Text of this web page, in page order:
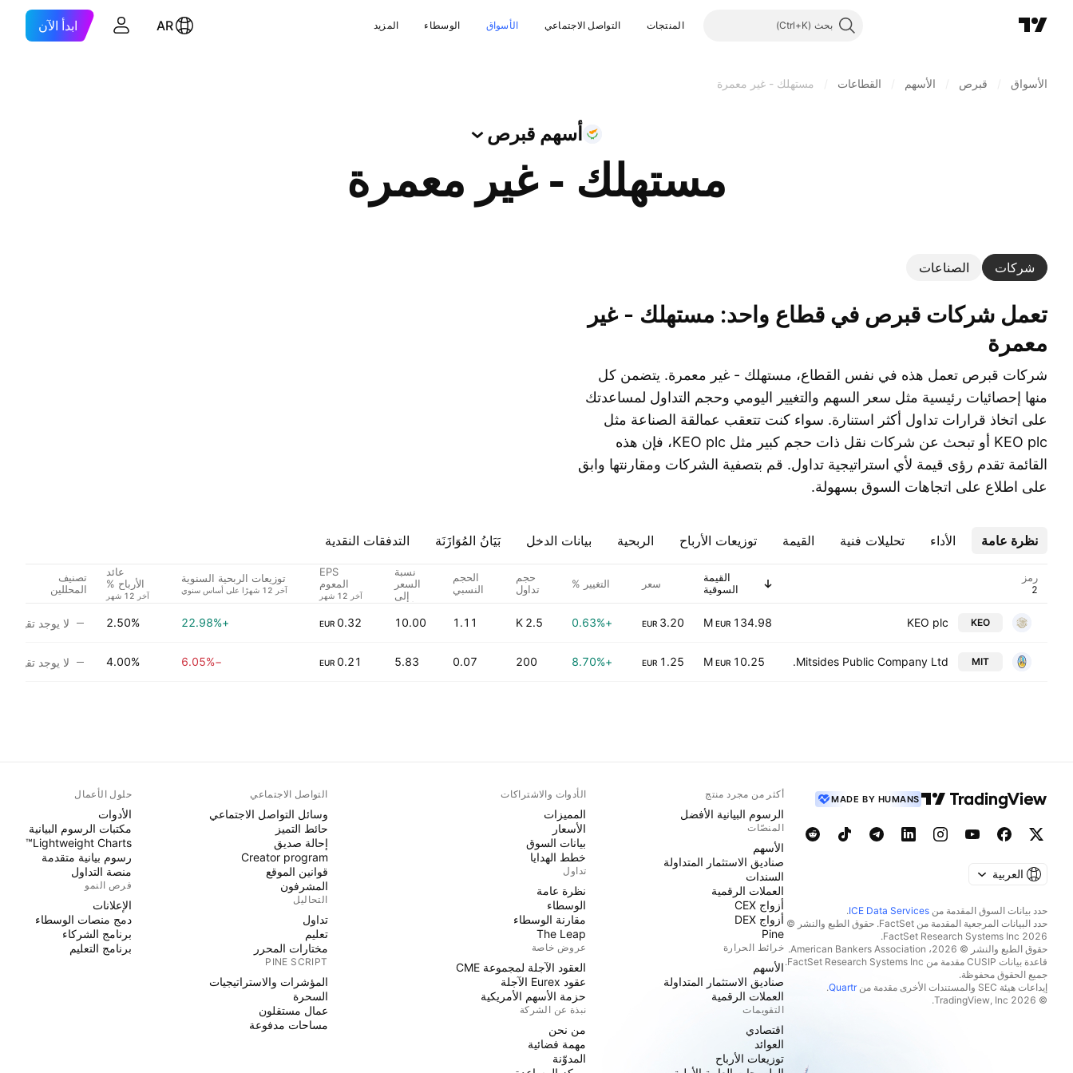
بحث المنتجات التواصل الاجتماعي الأسواق الوسطاء المزيد AR ابدأ الآن
الأسواق قبرص الأسهم القطاعات مستهلك - غير معمرة
أسهم قبرص
مستهلك - غير معمرة
شركات الصناعات
تعمل ‎شركات قبرص‎ في قطاع واحد: مستهلك - غير
معمرة
شركات قبرص تعمل هذه في نفس القطاع، مستهلك - غير معمرة. يتضمن كل
منها إحصائيات رئيسية مثل سعر السهم والتغيير اليومي وحجم التداول لمساعدتك
على اتخاذ قرارات تداول أكثر استنارة. سواء كنت تتعقب عمالقة الصناعة مثل
KEO plc أو تبحث عن شركات نقل ذات حجم كبير مثل KEO plc، فإن هذه
القائمة تقدم رؤى قيمة لأي استراتيجية تداول. قم بتصفية الشركات ومقارنتها وابق
على اطلاع على اتجاهات السوق بسهولة.
نظرة عامة الأداء تحليلات فنية القيمة توزيعات الأرباح الربحية بيانات الدخل بَيَانُ المُوَازَنَة التدفقات النقدية
رمز
القيمة
السوقية
سعر التغيير %
حجم
تداول
الحجم
النسبي
نسبة
السعر
إلى
EPS
المعوم
توزيعات الربحية السنوية
عائد
الأرباح %
تصنيف
المحللين
KEO
KEO plc
134.98 M
EUR
3.20
EUR
+0.63%
2.5 K
1.11
10.00
0.32
EUR
+22.98%
2.50% لا يوجد تقييم
MIT
Mitsides Public Company Ltd.
10.25 M
EUR
1.25
EUR
+8.70%
200
0.07
5.83
0.21
EUR
−6.05%
4.00% لا يوجد تقييم
MADE BY HUMANS
العربية
حدد بيانات السوق المقدمة من ICE Data Services
.
حدد البيانات المرجعية المقدمة من FactSet. حقوق الطبع والنشر ©
2026 FactSet Research Systems Inc.
حقوق الطبع والنشر © 2026، American Bankers Association.
قاعدة بيانات CUSIP مقدمة من FactSet Research Systems Inc.
جميع الحقوق محفوظة.
إيداعات هيئة SEC والمستندات الأخرى مقدمة من
Quartr
.
© 2026 TradingView, Inc.
أكثر من مجرد منتج
الرسوم البيانية الأفضل
المنصّات
الأسهم
صناديق الاستثمار المتداولة
السندات
العملات الرقمية
أزواج CEX
أزواج DEX
Pine
خرائط الحرارة
الأسهم
صناديق الاستثمار المتداولة
العملات الرقمية
التقويمات
اقتصادي
العوائد
توزيعات الأرباح
الأدوات والاشتراكات
المميزات
الأسعار
بيانات السوق
خطط الهدايا
تداول
نظرة عامة
الوسطاء
مقارنة الوسطاء
The Leap
عروض خاصة
العقود الآجلة لمجموعة CME
عقود Eurex الآجلة
حزمة الأسهم الأمريكية
نبذة عن الشركة
من نحن
مهمة فضائية
المدوّنة
التواصل الاجتماعي
وسائل التواصل الاجتماعي
حائط التميز
إحالة صديق
Creator program
قوانين الموقع
المشرفون
التحاليل
تداول
تعليم
مختارات المحرر
PINE SCRIPT
المؤشرات والاستراتيجيات
السحرة
عمال مستقلون
مساحات مدفوعة
حلول الأعمال
الأدوات
مكتبات الرسوم البيانية
Lightweight Charts™
رسوم بيانية متقدمة
منصة التداول
فرص النمو
الإعلانات
دمج منصات الوسطاء
برنامج الشركاء
برنامج التعليم